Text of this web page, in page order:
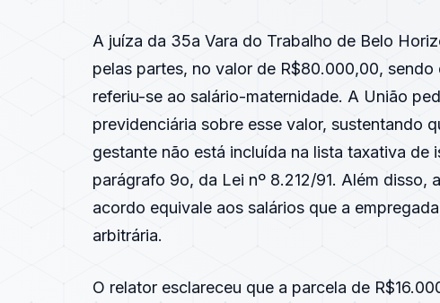
A juíza da 35a Vara do Trabalho de Belo
pelas partes, no valor de R$80.000,00,
referiu-se ao salário-maternidade. A União
previdenciária sobre esse valor, sustentando
gestante não está incluída na lista taxativa de
parágrafo 9o, da Lei nº 8.212/91. Além disso,
acordo equivale aos salários que a
arbitrária.
O relator esclareceu que a parcela de